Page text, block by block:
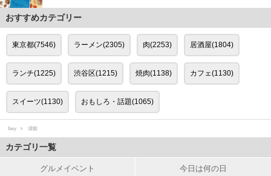
おすすめカテゴリー
東京都(7546) ラーメン(2305) 肉(2253) 居酒屋(1804)
ランチ(1225) 渋谷区(1215) 焼肉(1138) カフェ(1130)
スイーツ(1130) おもしろ・話題(1065)
favy 清鮨
カテゴリ一覧
グルメイベント 今日は何の日